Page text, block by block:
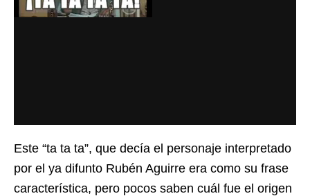
Este “ta ta ta”, que decía el personaje interpretado
por el ya difunto Rubén Aguirre era como su frase
característica, pero pocos saben cuál fue el origen